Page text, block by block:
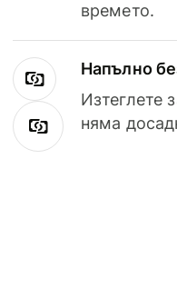
времето.
Напълно
Изтеглете
няма